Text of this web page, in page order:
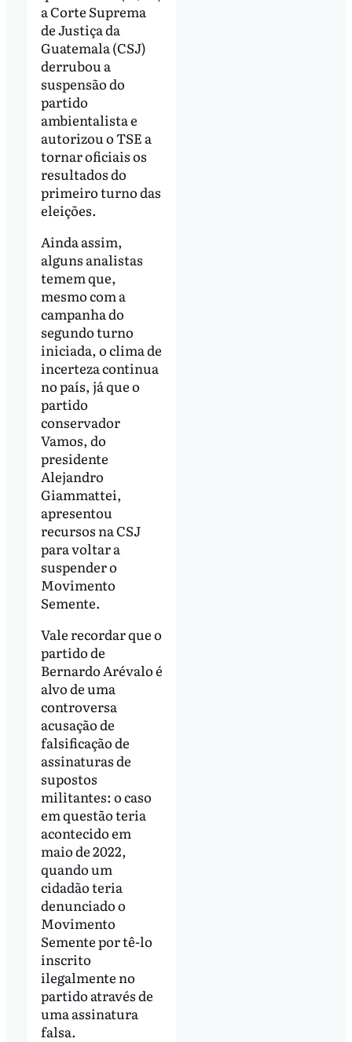
a Corte Suprema
de Justiça da
Guatemala (CSJ)
derrubou a
suspensão do
partido
ambientalista e
autorizou o TSE a
tornar oficiais os
resultados do
primeiro turno das
eleições.
Ainda assim,
alguns analistas
temem que,
mesmo com a
campanha do
segundo turno
iniciada, o clima de
incerteza continua
no país, já que o
partido
conservador
Vamos, do
presidente
Alejandro
Giammattei,
apresentou
recursos na CSJ
para voltar a
suspender o
Movimento
Semente.
Vale recordar que o
partido de
Bernardo Arévalo é
alvo de uma
controversa
acusação de
falsificação de
assinaturas de
supostos
militantes: o caso
em questão teria
acontecido em
maio de 2022,
quando um
cidadão teria
denunciado o
Movimento
Semente por tê-lo
inscrito
ilegalmente no
partido através de
uma assinatura
falsa.